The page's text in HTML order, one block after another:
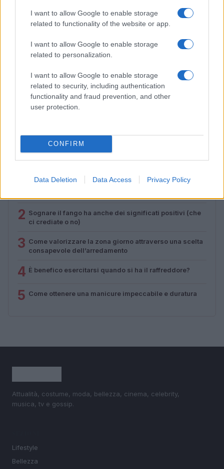
I want to allow Google to enable storage
related to functionality of the website or app.
I want to allow Google to enable storage
related to personalization.
I want to allow Google to enable storage
related to security, including authentication
functionality and fraud prevention, and other
user protection.
CONFIRM
Data Deletion Data Access Privacy Policy
Corsi gratuiti di benessere a Riccione: il programma
completo
2 Sognare il fango ha anche dei significati positivi (che
ci crediate o no)
3 Come valorizzare la zona giorno attraverso una scelta
consapevole dell’arredamento
4 È benefico esercitarsi quando si ha il raffreddore?
5 Come ottenere una manicure impeccabile e duratura
Attualità, costume, moda, bellezza, cinema, celebrity,
musica, tv e gossip.
Lifestyle
Bellezza